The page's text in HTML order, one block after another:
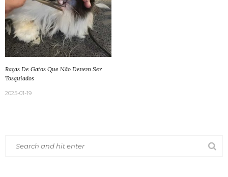
Raças De Gatos Que Não Devem Ser
Tosquiados
2025-01-19